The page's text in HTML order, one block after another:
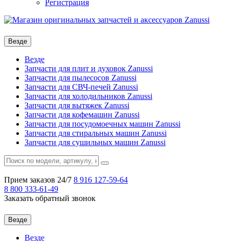
Регистрация
Везде
Везде
Запчасти для плит и духовок Zanussi
Запчасти для пылесосов Zanussi
Запчасти для СВЧ-печей Zanussi
Запчасти для холодильников Zanussi
Запчасти для вытяжек Zanussi
Запчасти для кофемашин Zanussi
Запчасти для посудомоечных машин Zanussi
Запчасти для стиральных машин Zanussi
Запчасти для сушильных машин Zanussi
Прием заказов 24/7 8 916 127-59-64
8 800 333-61-49
Заказать обратный звонок
Везде
Везде